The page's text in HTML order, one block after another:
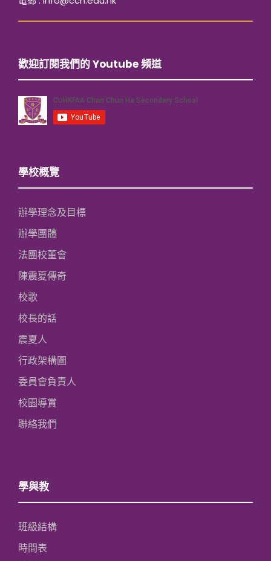
歡迎訂閱我們的 Youtube 頻道
學校概覽
辦學理念及目標
辦學團體
法團校董會
陳震夏傳奇
校歌
校長的話
震夏人
行政架構圖
委員會負責人
校園導賞
聯絡我們
學與教
班級結構
時間表